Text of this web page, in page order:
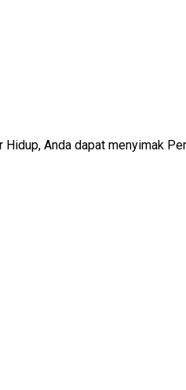
Anda dapat menyimak